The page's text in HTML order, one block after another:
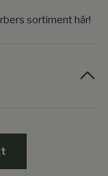
sortiment här!